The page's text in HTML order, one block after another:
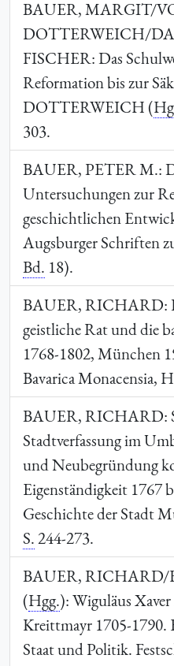
BAUER, MARGIT/
DOTTERWEICH/
FISCHER: Das
Reformation bis zur
DOTTERWEICH(
303.
BAUER, PETER M.:
Untersuchungen zur
geschichtlichen
Augsburger Schriften
Bd. 18).
BAUER, RICHARD:
geistliche Rat und die
1768-1802, München
Bavarica Monacensia,
BAUER, RICHARD:
Stadtverfassung im
und Neubegründung
Eigenständigkeit 1767
Geschichte der Stadt
S.244-273.
BAUER, RICHARD/
(Hgg.): Wiguläus
Kreittmayr 1705-1790.
Staat und Politik.